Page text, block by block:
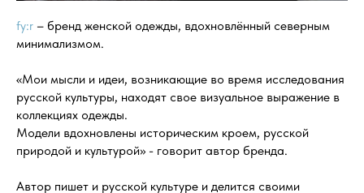
fy:r – бренд женской одежды, вдохновлённый северным
минимализмом.
«Мои мысли и идеи, возникающие во время исследования
русской культуры, находят свое визуальное выражение в
коллекциях одежды.
Модели вдохновлены историческим кроем, русской
природой и культурой» - говорит автор бренда.
Автор пишет и русской культуре и делится своими